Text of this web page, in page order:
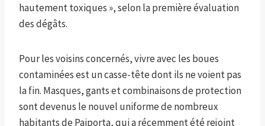
hautement toxiques », selon la première évaluation
des dégâts.
Pour les voisins concernés, vivre avec les boues
contaminées est un casse-tête dont ils ne voient pas
la fin. Masques, gants et combinaisons de protection
sont devenus le nouvel uniforme de nombreux
habitants de Paiporta, qui a récemment été rejoint